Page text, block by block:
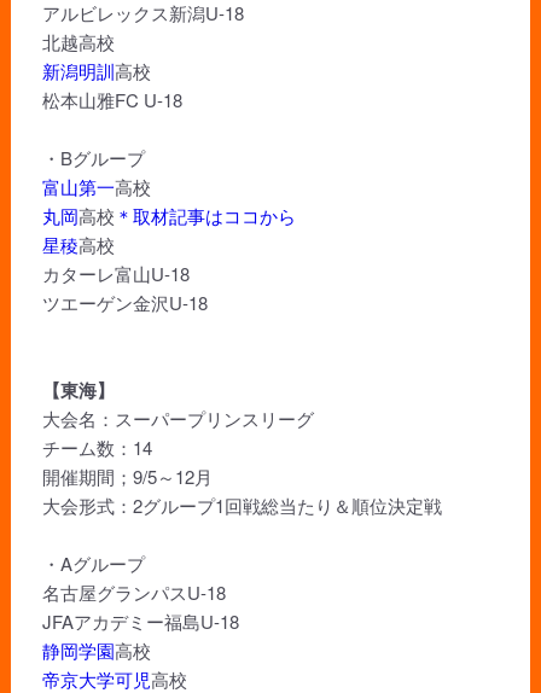
アルビレックス新潟U-18
北越高校
新潟明訓高校
松本山雅FC U-18
・Bグループ
富山第一高校
丸岡高校 ＊取材記事はココから
星稜高校
カターレ富山U-18
ツエーゲン金沢U-18
【東海】
大会名：スーパープリンスリーグ
チーム数：14
開催期間；9/5～12月
大会形式：2グループ1回戦総当たり＆順位決定戦
・Aグループ
名古屋グランパスU-18
JFAアカデミー福島U-18
静岡学園高校
帝京大学可児高校